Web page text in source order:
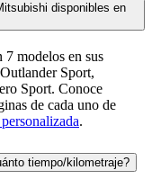
disponibles en
modelos en sus
Sport,
Sport. Conoce
de cada uno de
.
tiempo/kilometraje?